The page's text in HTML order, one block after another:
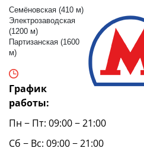
Семёновская (410 м)
Электрозаводская
(1200 м)
Партизанская (1600
м)
График
работы:
Пн − Пт: 09:00 − 21:00
Сб − Вс: 09:00 − 21:00